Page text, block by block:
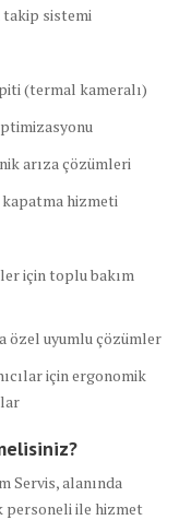
takip sistemi
(termal kameralı)
arıza çözümleri
kapatma hizmeti
için toplu bakım
özel uyumlu çözümler
için ergonomik
Servis, alanında
personeli ile hizmet